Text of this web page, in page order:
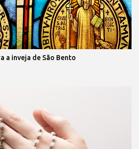
a inveja de São Bento